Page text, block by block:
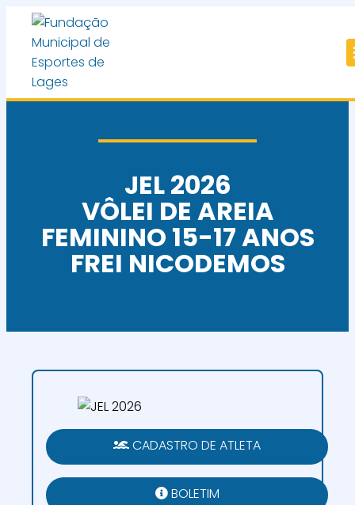
JEL 2026
VÔLEI DE AREIA
FEMININO 15-17 ANOS
FREI NICODEMOS
CADASTRO DE ATLETA
BOLETIM